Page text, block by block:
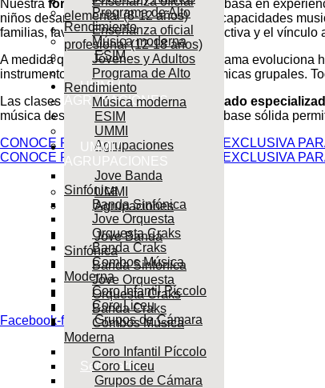
Programa de Alto
Rendimiento
Música moderna
ESIM
UMMI /
AGRUPACIONES
UMMI
Agrupaciones
Jove Banda
Sinfónica
Banda Sinfónica
Jove Orquesta
Orquesta Craks
Banda Craks
Combos Música
Moderna
Coro Infantil Píccolo
Coro Liceu
Grupos de Cámara
Secretaría
elemental (8-12 años)
Enseñanza oficial
profesional (12-18 años)
Jóvenes y Adultos
Programa de Alto
Rendimiento
Música moderna
ESIM
UMMI /
AGRUPACIONES
UMMI
Agrupaciones
Jove Banda
Sinfónica
Banda Sinfónica
Jove Orquesta
Orquesta Craks
Banda Craks
Combos Música
Moderna
Coro Infantil Píccolo
Coro Liceu
Grupos de Cámara
Nuestra formación musical infantil
se basa en
niños desarrollar progresivamente sus capacidades
familias, favoreciendo la participación activa y el vínculo
A medida que los niños crecen, el programa evoluciona
instrumentos y la participación en dinámicas grupales.
Las clases están dirigidas porprofesorado
música desde edades tempranas. Esta base sólida
CONOCE PICCOLO, NUESTRA WEB EXCLUSIVA
CONOCE PICCOLO, NUESTRA WEB EXCLUSIVA
Centro autorizado en Valencia que forma músicos con
Facebook-f